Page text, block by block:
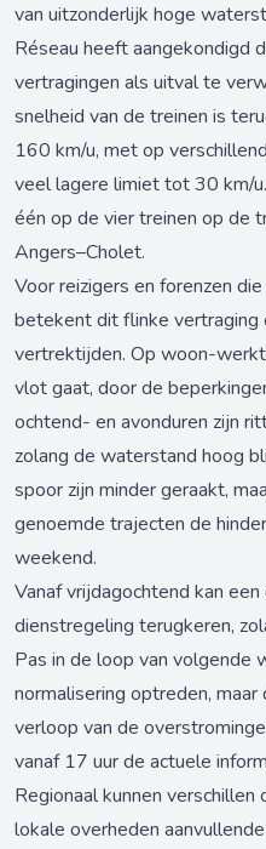
van uitzonderlijk hoge
Réseau heeft aangekondigd
vertragingen als uitval te
snelheid van de treinen is
160 km/u, met op
veel lagere limiet tot 30 km/
één op de vier treinen op de
Angers–Cholet.
Voor reizigers en forenzen
betekent dit flinke vertraging
vertrektijden. Op woon-
vlot gaat, door de
ochtend- en avonduren zijn
zolang de waterstand hoog
spoor zijn minder geraakt,
genoemde trajecten de
weekend.
Vanaf vrijdagochtend kan
dienstregeling terugkeren,
Pas in de loop van volgende
normalisering optreden,
verloop van de
vanaf 17 uur de actuele
Regionaal kunnen
lokale overheden